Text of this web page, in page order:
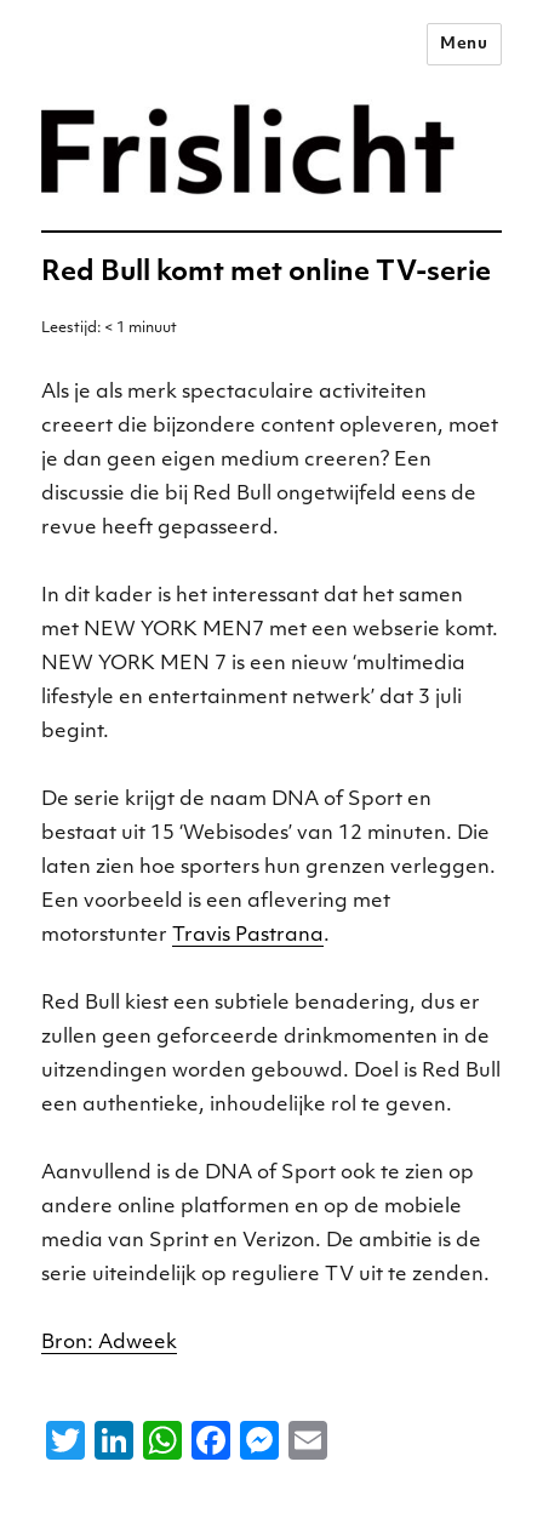
Merkstrategie voor het
digitale tijdperk –
Frislicht
Menu
Red Bull komt met online TV-serie
Leestijd: < 1 minuut
Als je als merk spectaculaire activiteiten
creeert die bijzondere content opleveren, moet
je dan geen eigen medium creeren? Een
discussie die bij Red Bull ongetwijfeld eens de
revue heeft gepasseerd.
In dit kader is het interessant dat het samen
met NEW YORK MEN7 met een webserie komt.
NEW YORK MEN 7 is een nieuw ‘multimedia
lifestyle en entertainment netwerk’ dat 3 juli
begint.
De serie krijgt de naam DNA of Sport en
bestaat uit 15 ‘Webisodes’ van 12 minuten. Die
laten zien hoe sporters hun grenzen verleggen.
Een voorbeeld is een aflevering met
motorstunter
Travis Pastrana.
Red Bull kiest een subtiele benadering, dus er
zullen geen geforceerde drinkmomenten in de
uitzendingen worden gebouwd. Doel is Red Bull
een authentieke, inhoudelijke rol te geven.
Aanvullend is de DNA of Sport ook te zien op
andere online platformen en op de mobiele
media van Sprint en Verizon. De ambitie is de
serie uiteindelijk op reguliere TV uit te zenden.
Bron: Adweek
T
Li
W F
M